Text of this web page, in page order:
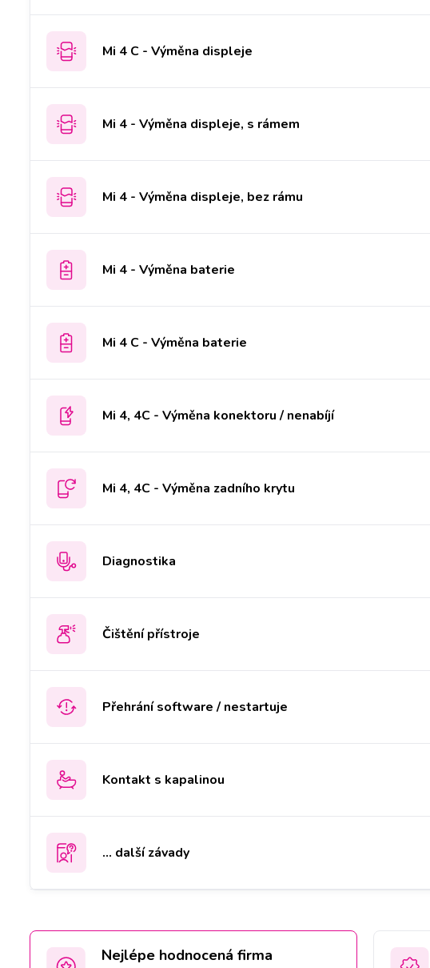
Mi 4 C - Výměna displeje
Mi 4 - Výměna displeje, s rámem
Mi 4 - Výměna displeje, bez rámu
Mi 4 - Výměna baterie
Mi 4 C - Výměna baterie
Mi 4, 4C - Výměna konektoru / nenabíjí
Mi 4, 4C - Výměna zadního krytu
Diagnostika
Čištění přístroje
Přehrání software / nestartuje
Kontakt s kapalinou
... další závady
Nejlépe hodnocená firma